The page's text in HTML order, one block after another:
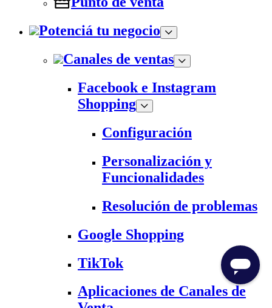
Potenciá tu negocio
Canales de ventas
Facebook e Instagram
Shopping
Configuración
Personalización y
Funcionalidades
Resolución de problemas
Google Shopping
TikTok
Aplicaciones de Canales de